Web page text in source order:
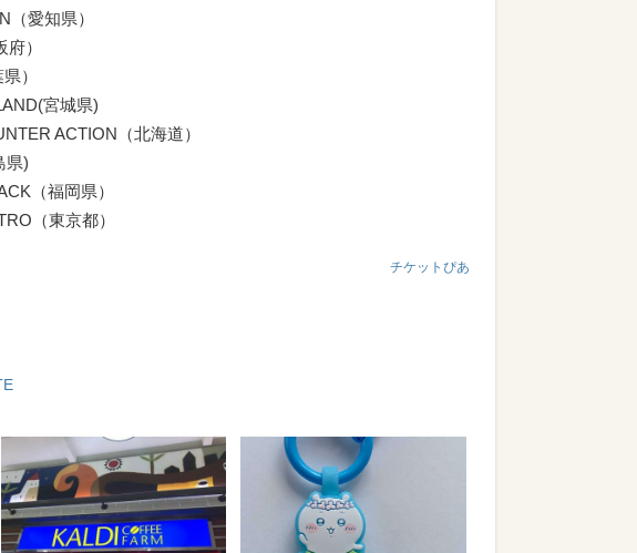
愛知県）
）
）
宮城県)
ACTION（北海道）
県)
（福岡県）
（東京都）
チケットぴあ